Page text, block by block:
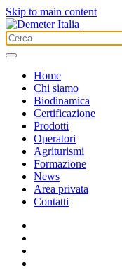
Skip to main content
Home
Chi siamo
Biodinamica
Certificazione
Prodotti
Operatori
Agriturismi
Formazione
News
Area privata
Contatti